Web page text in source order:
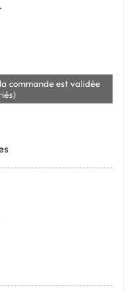
commande est validée